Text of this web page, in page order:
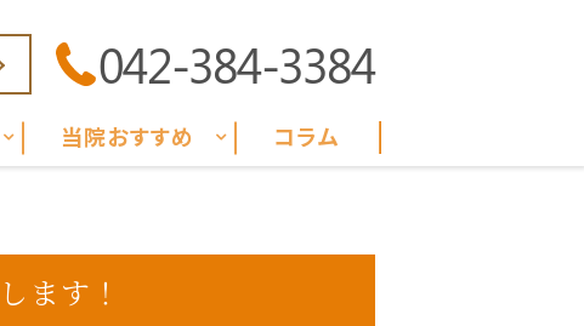
042-384-3384
当院おすすめ コラム
ます！